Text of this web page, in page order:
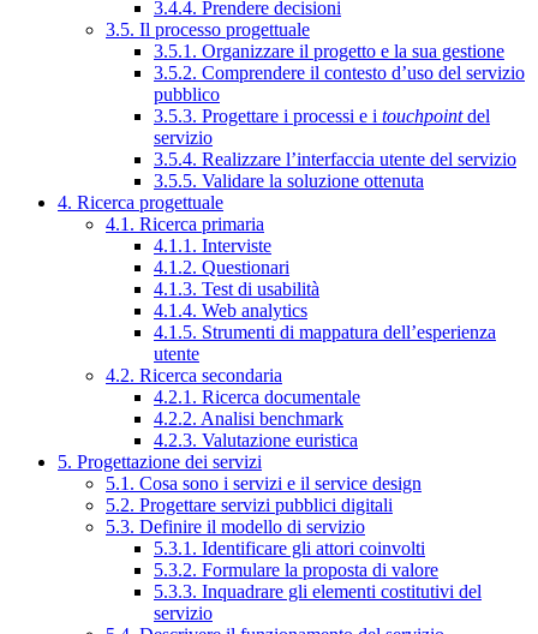
3.4.4. Prendere decisioni
3.5. Il processo progettuale
3.5.1. Organizzare il progetto e la sua gestione
3.5.2. Comprendere il contesto d’uso del servizio
pubblico
3.5.3. Progettare i processi e i touchpointdel
servizio
3.5.4. Realizzare l’interfaccia utente del servizio
3.5.5. Validare la soluzione ottenuta
4. Ricerca progettuale
4.1. Ricerca primaria
4.1.1. Interviste
4.1.2. Questionari
4.1.3. Test di usabilità
4.1.4. Web analytics
4.1.5. Strumenti di mappatura dell’esperienza
utente
4.2. Ricerca secondaria
4.2.1. Ricerca documentale
4.2.2. Analisi benchmark
4.2.3. Valutazione euristica
5. Progettazione dei servizi
5.1. Cosa sono i servizi e il service design
5.2. Progettare servizi pubblici digitali
5.3. Definire il modello di servizio
5.3.1. Identificare gli attori coinvolti
5.3.2. Formulare la proposta di valore
5.3.3. Inquadrare gli elementi costitutivi del
servizio